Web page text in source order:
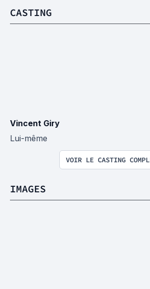
CASTING
Vincent Giry
Lui-même
VOIR LE CASTING
IMAGES